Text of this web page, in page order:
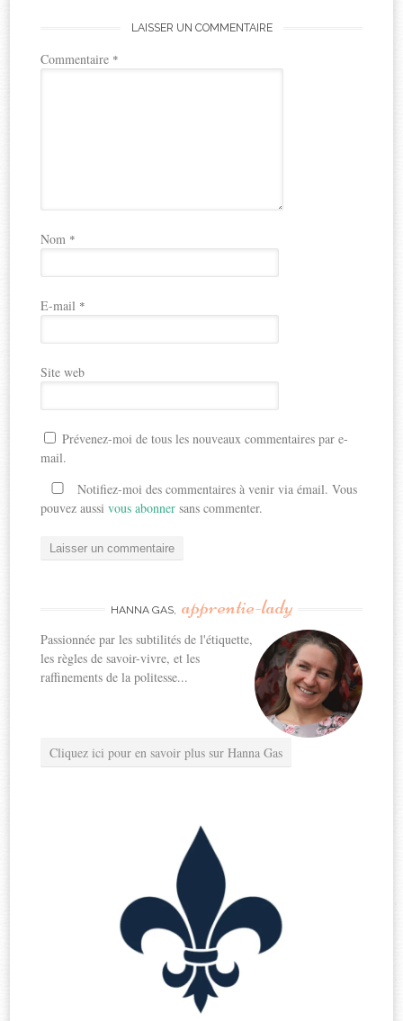
LAISSER UN COMMENTAIRE
Commentaire *
Nom *
E-mail *
Site web
Prévenez-moi de tous les nouveaux commentaires par e-
mail.
Notifiez-moi des commentaires à venir via émail. Vous
pouvez aussivous abonner sans commenter.
HANNA GAS, apprentie-lady
Passionnée par les subtilités de l'étiquette,
les règles de savoir-vivre, et les
raffinements de la politesse...
Cliquez ici pour en savoir plus sur Hanna Gas